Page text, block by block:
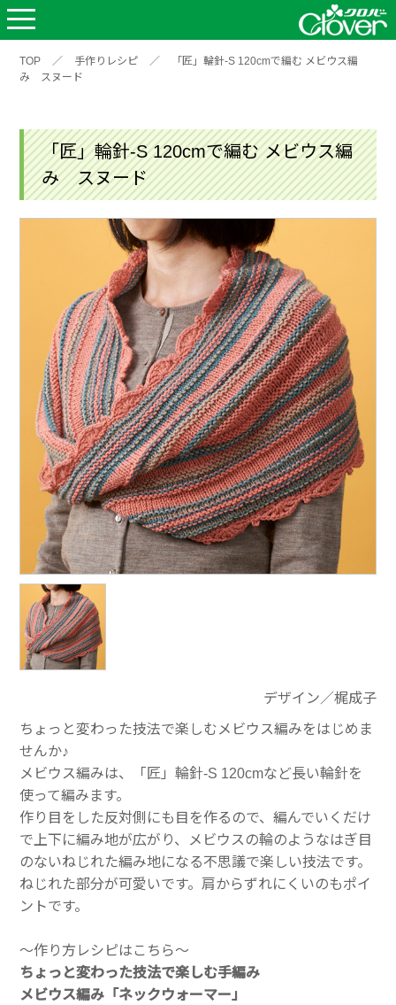
TOP ／ 手作りレシピ ／
「匠」輪針-S 120cmで編む メビウス編
み スヌード
「匠」輪針-S 120cmで編む メビウス編
み スヌード
デザイン／梶成子
ちょっと変わった技法で楽しむメビウス編みをはじめま
せんか♪
メビウス編みは、「匠」輪針-S 120cmなど長い輪針を
使って編みます。
作り目をした反対側にも目を作るので、編んでいくだけ
で上下に編み地が広がり、メビウスの輪のようなはぎ目
のないねじれた編み地になる不思議で楽しい技法です。
ねじれた部分が可愛いです。肩からずれにくいのもポイ
ントです。
～作り方レシピはこちら～
ちょっと変わった技法で楽しむ手編み
メビウス編み「ネックウォーマー」